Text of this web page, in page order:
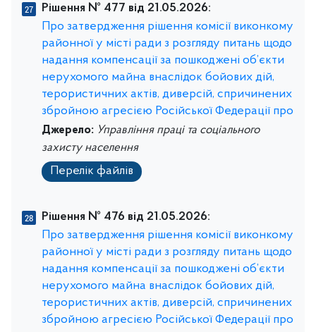
Рішення № 477 від 21.05.2026:
Про затвердження рішення комісії виконкому
районної у місті ради з розгляду питань щодо
надання компенсації за пошкоджені об’єкти
нерухомого майна внаслідок бойових дій,
терористичних актів, диверсій, спричинених
збройною агресією Російської Федерації про
Джерело: Управління праці та соціального
захисту населення
Перелік файлів
Рішення № 476 від 21.05.2026:
Про затвердження рішення комісії виконкому
районної у місті ради з розгляду питань щодо
надання компенсації за пошкоджені об’єкти
нерухомого майна внаслідок бойових дій,
терористичних актів, диверсій, спричинених
збройною агресією Російської Федерації про